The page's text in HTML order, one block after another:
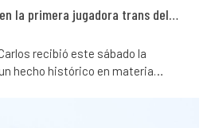
la primera jugadora trans del…
recibió este sábado la
hecho histórico en materia…